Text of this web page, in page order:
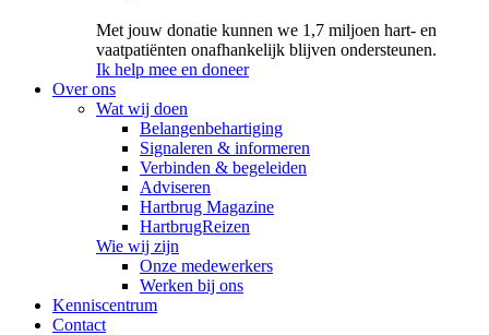
Met jouw donatie kunnen we 1,7 miljoen hart- en
vaatpatiënten onafhankelijk blijven ondersteunen.
Ik help mee en doneer
Over ons
Wat wij doen
Belangenbehartiging
Signaleren & informeren
Verbinden & begeleiden
Adviseren
Hartbrug Magazine
HartbrugReizen
Wie wij zijn
Onze medewerkers
Werken bij ons
Kenniscentrum
Contact